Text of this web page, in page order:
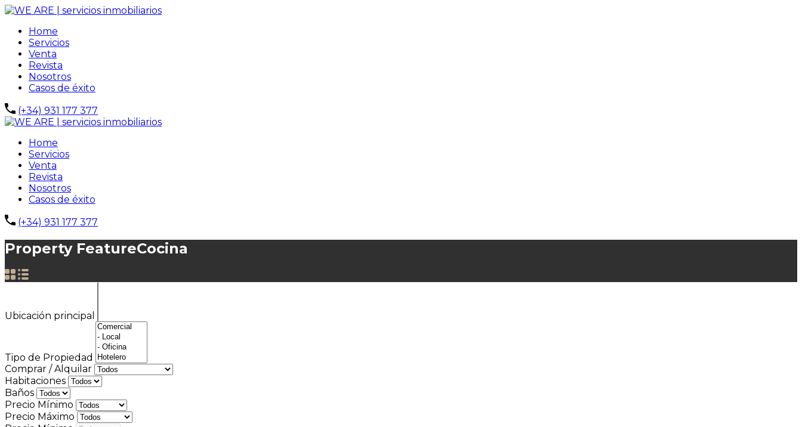
Home
Servicios
Venta
Revista
Nosotros
Casos de éxito
(+34) 931 177 377
Home
Servicios
Venta
Revista
Nosotros
Casos de éxito
(+34) 931 177 377
Property FeatureCocina
Ubicación principal
Tipo de Propiedad
Comprar / Alquilar
Habitaciones
Baños
Precio Mínimo
Precio Máximo